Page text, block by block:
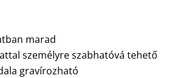
marad
személyre szabhatóvá tehető
gravírozható